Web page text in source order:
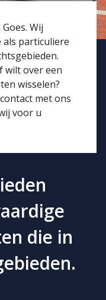
Wij
als particuliere
wilt over een
wisselen?
met ons
voor u
die in